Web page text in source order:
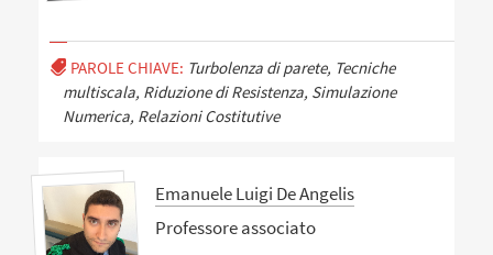
PAROLE CHIAVE: Turbolenza di parete, Tecniche
multiscala, Riduzione di Resistenza, Simulazione
Numerica, Relazioni Costitutive
Emanuele Luigi De Angelis
Professore associato